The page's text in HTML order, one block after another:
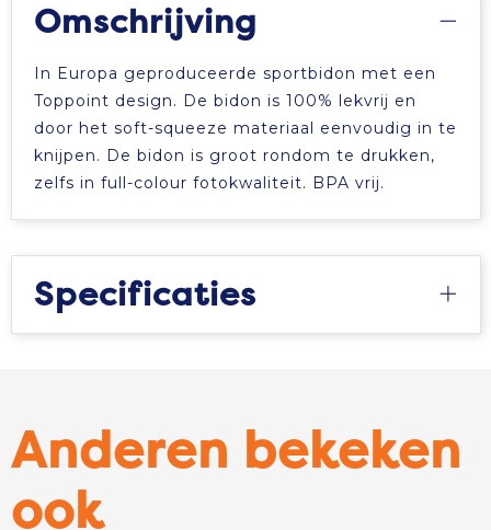
Omschrijving
In Europa geproduceerde sportbidon met een
Toppoint design. De bidon is 100% lekvrij en
door het soft-squeeze materiaal eenvoudig in te
knijpen. De bidon is groot rondom te drukken,
zelfs in full-colour fotokwaliteit. BPA vrij.
Specificaties
Anderen bekeken
ook